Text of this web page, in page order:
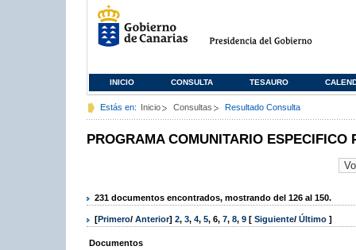
INICIO CONSULTA TESAURO
Estás en: Inicio Consultas Resultado Consulta
PROGRAMA COMUNITARIO ESPECIFICO
231 documentos encontrados, mostrando del 126 al 150.
[Primero/ Anterior] 2, 3, 4, 5, 6, 7, 8, 9 [ Siguiente/ Último ]
Documentos